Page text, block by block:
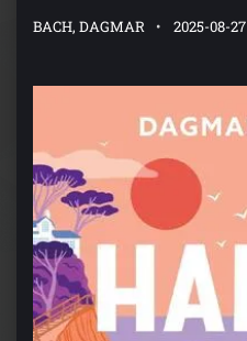
BACH, DAGMAR 2025-08-27